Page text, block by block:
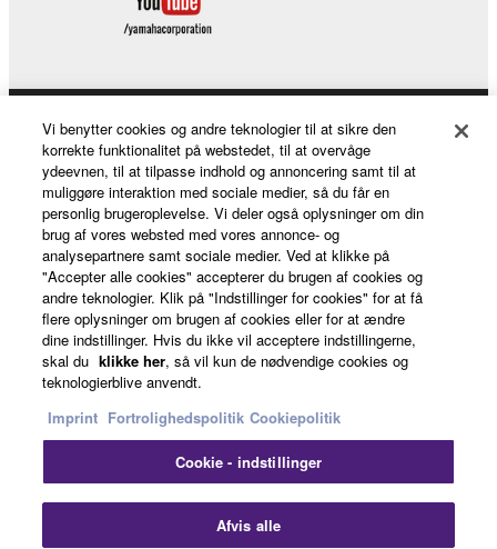
Products & Solutions
News
About Yamaha
Danmark - English
Consumer
Kontakt osBetingelser og vilkår
Vi benytter cookies og andre teknologier til at sikre den
korrekte funktionalitet på webstedet, til at overvåge
ydeevnen, til at tilpasse indhold og annoncering samt til at
muliggøre interaktion med sociale medier, så du får en
personlig brugeroplevelse. Vi deler også oplysninger om din
brug af vores websted med vores annonce- og
analysepartnere samt sociale medier. Ved at klikke på
"Accepter alle cookies" accepterer du brugen af cookies og
andre teknologier. Klik på "Indstillinger for cookies" for at få
flere oplysninger om brugen af cookies eller for at ændre
dine indstillinger. Hvis du ikke vil acceptere indstillingerne,
skal du klikke her, så vil kun de nødvendige cookies og
teknologierblive anvendt.
Imprint Fortrolighedspolitik Cookiepolitik
Cookie - indstillinger
Afvis alle